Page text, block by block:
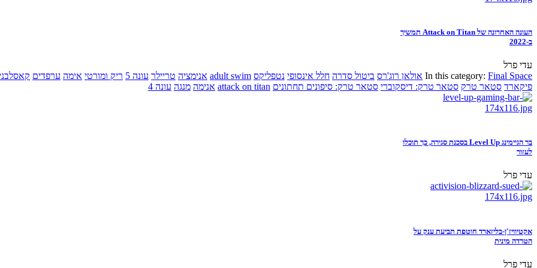
העונה האחרונה של Attack on Titan תמשיך
ב-2022
עדי פרל
In this category: Final Space אולאן רוג'רס ביטול סדרה חלל אינסופי נטפליקס adult swim אנימציה טריילר עונה 5 ריק ומורטי אימה ערפדים
פיקארד סטאר טרק סטאר טרק: דיסקוברי סטאר טרק: סיפונים תחתונים attack on titan אנימה מנגה עונה 4
בר הגיימינג Level Up בסכנת סגירה, כך תוכלו
לעזור
עדי פרל
אקטיוויז'ן-בליזארד חוטפת תביעת ענק על
הטרדה מינית
עדי פרל